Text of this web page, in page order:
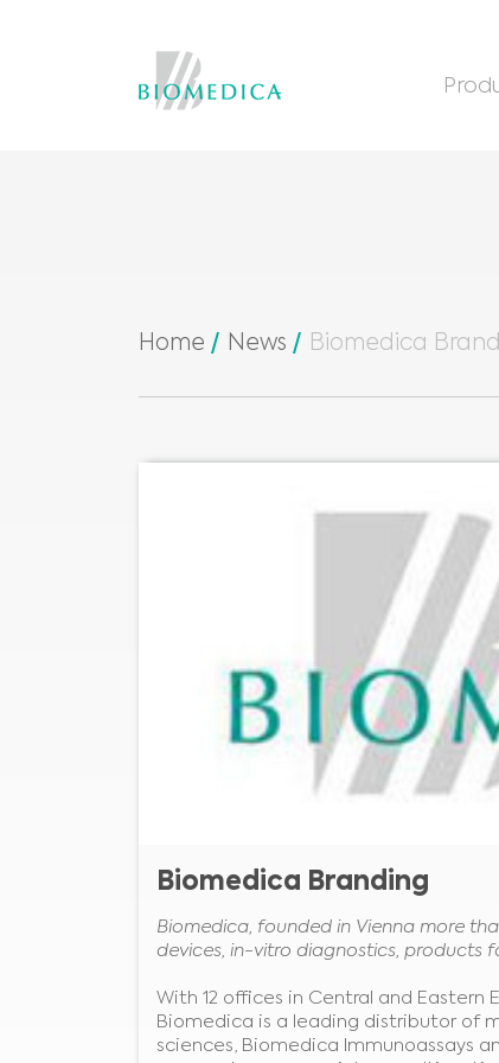
Home News Biomedica
Biomedica Branding
Biomedica, founded in Vienna more
devices, in-vitro diagnostics, products
With 12 offices in Central and Eastern
Biomedica is a leading distributor of
sciences, Biomedica Immunoassays